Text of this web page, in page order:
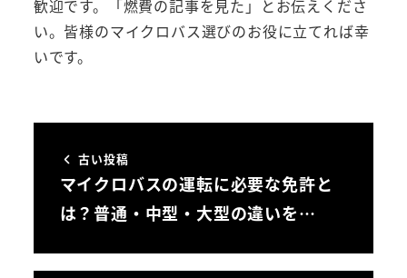
歓迎です。「燃費の記事を見た」とお伝えくださ
い。皆様のマイクロバス選びのお役に立てれば幸
いです。
古い投稿
マイクロバスの運転に必要な免許と
は？普通・中型・大型の違いを…